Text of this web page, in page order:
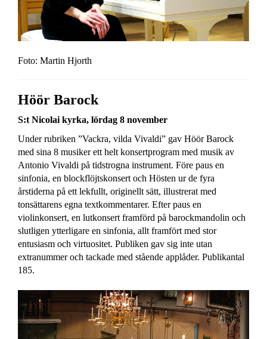
Foto: Martin Hjorth
Höör Barock
S:t Nicolai kyrka, lördag 8 november
Under rubriken ”Vackra, vilda Vivaldi” gav Höör Barock
med sina 8 musiker ett helt konsertprogram med musik av
Antonio Vivaldi på tidstrogna instrument. Före paus en
sinfonia, en blockflöjtskonsert och Hösten ur de fyra
årstiderna på ett lekfullt, originellt sätt, illustrerat med
tonsättarens egna textkommentarer. Efter paus en
violinkonsert, en lutkonsert framförd på barockmandolin och
slutligen ytterligare en sinfonia, allt framfört med stor
entusiasm och virtuositet. Publiken gav sig inte utan
extranummer och tackade med stående applåder. Publikantal
185.